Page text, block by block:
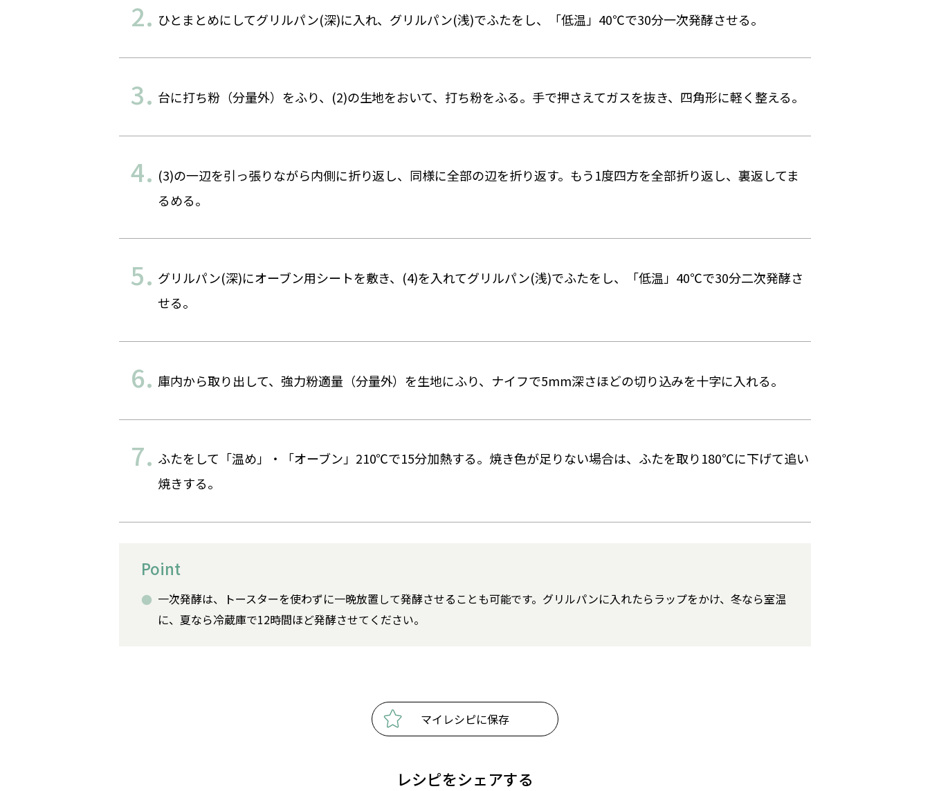
ひとまとめにしてグリルパン(深)に入れ、グリルパン(浅)でふたをし、「低温」40℃で30分一次発酵させる。
台に打ち粉（分量外）をふり、(2)の生地をおいて、打ち粉をふる。手で押さえてガスを抜き、四角形に軽く整える。
(3)の一辺を引っ張りながら内側に折り返し、同様に全部の辺を折り返す。もう1度四方を全部折り返し、裏返してま
るめる。
グリルパン(深)にオーブン用シートを敷き、(4)を入れてグリルパン(浅)でふたをし、「低温」40℃で30分二次発酵さ
せる。
庫内から取り出して、強力粉適量（分量外）を生地にふり、ナイフで5mm深さほどの切り込みを十字に入れる。
ふたをして「温め」・「オーブン」210℃で15分加熱する。焼き色が足りない場合は、ふたを取り180℃に下げて追い
焼きする。
Point
一次発酵は、トースターを使わずに一晩放置して発酵させることも可能です。グリルパンに入れたらラップをかけ、冬なら室温
に、夏なら冷蔵庫で12時間ほど発酵させてください。
マイレシピに保存
レシピをシェアする